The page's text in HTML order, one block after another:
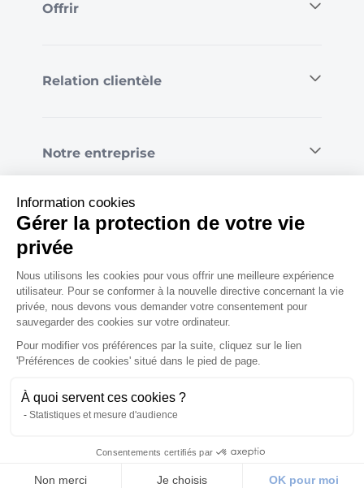
Villes Boutique Cadeau Panier
583,00 € 1
Offrir
Relation clientèle
Notre entreprise
© Calicéo 2026
Confidentialité et RGPD| Conditions générales
de vente |Gérer les cookies
Information cookies
Gérer la protection de votre vie
privée
Nous utilisons les cookies pour vous offrir une meilleure expérience
utilisateur. Pour se conformer à la nouvelle directive concernant la vie
privée, nous devons vous demander votre consentement pour
sauvegarder des cookies sur votre ordinateur.
Pour modifier vos préférences par la suite, cliquez sur le lien
'Préférences de cookies' situé dans le pied de page.
À quoi servent ces cookies ?
Statistiques et mesure d'audience
Consentements certifiés par
Non merci Je choisis OK pour moi